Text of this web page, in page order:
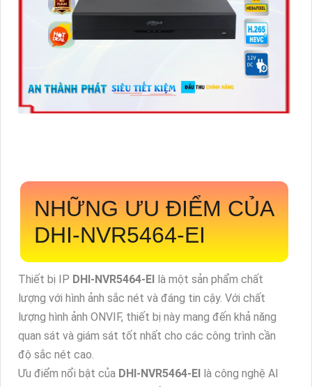
NHỮNG ƯU ĐIỂM CỦA
DHI-NVR5464-EI
Thiết bị IP DHI-NVR5464-EI
là một sản phẩm chất
lượng với hình ảnh sắc nét và đáng tin cậy. Với chất
lượng hình ảnh ONVIF, thiết bị này mang đến khả năng
quan sát và giám sát tốt nhất cho các công trình cần
độ sắc nét cao.
Ưu điểm nổi bật của DHI-NVR5464-EI
là công nghệ AI